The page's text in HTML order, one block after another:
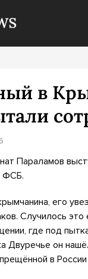
в
Параламов
ФСБ.
его
Случилось
где под
Двуречье он
в